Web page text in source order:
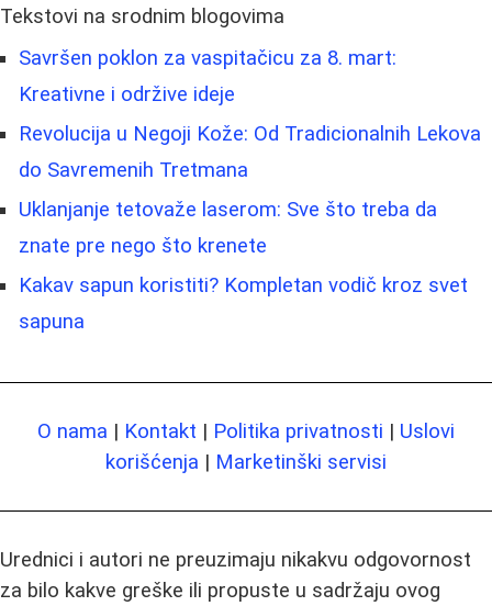
Tekstovi na srodnim blogovima
Savršen poklon za vaspitačicu za 8. mart:
Kreativne i održive ideje
Revolucija u Negoji Kože: Od Tradicionalnih Lekova
do Savremenih Tretmana
Uklanjanje tetovaže laserom: Sve što treba da
znate pre nego što krenete
Kakav sapun koristiti? Kompletan vodič kroz svet
sapuna
O nama | Kontakt | Politika privatnosti | Uslovi
korišćenja | Marketinški servisi
Urednici i autori ne preuzimaju nikakvu odgovornost
za bilo kakve greške ili propuste u sadržaju ovog